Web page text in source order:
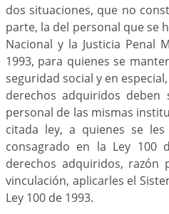
dos situaciones, que no
parte, la del personal que se
Nacional y la Justicia Penal
1993, para quienes se
seguridad social y en
derechos adquiridos
personal de las mismas
citada ley, a quienes se
consagrado en la Ley 100
derechos adquiridos,
vinculación, aplicarles el
Ley 100 de 1993.